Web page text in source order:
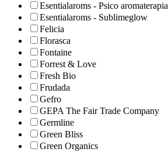
Esentialaroms - Psico aromaterapia
Esentialaroms - Sublimeglow
Felicia
Florasca
Fontaine
Forrest & Love
Fresh Bio
Frudada
Gefro
GEPA The Fair Trade Company
Germline
Green Bliss
Green Organics